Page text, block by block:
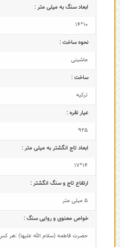
ابعاد سنگ به میلی متر :
10*14
نحوه ساخت :
ماشینی
ساخت :
ترکیه
عیار نقره :
925
ابعاد تاج‌ انگشتر به میلی متر :
14*17
ارتفاع تاج و سنگ انگشتر :
5 میلی متر
خواص معنوی و روایی سنگ :
حضرت فاطمه (سلام الله علیها) :هر